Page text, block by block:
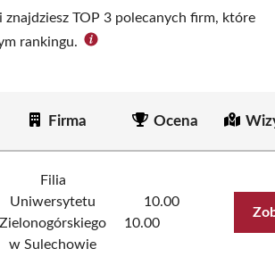
znajdziesz TOP 3 polecanych firm, które
rankingu.
Firma Ocena
Filia
Uniwersytetu
Zielonogórskiego
w Sulechowie
10.00
10.00